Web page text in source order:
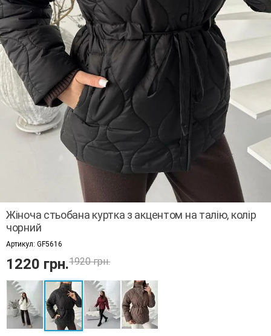
Жіноча стьобана куртка з акцентом на талію, колір
чорний
Артикул: GF5616
1220 грн.1920 грн.